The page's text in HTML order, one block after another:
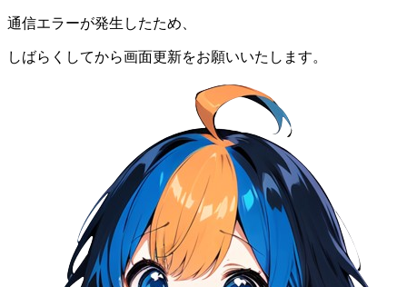
通信エラーが発生したため、
しばらくしてから画面更新をお願いいたします。